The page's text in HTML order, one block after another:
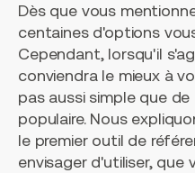
Dès que vous
centaines d'options
Cependant, lorsqu'il
conviendra le mieux à
pas aussi simple que
populaire. Nous
le premier outil de
envisager d'utiliser, que